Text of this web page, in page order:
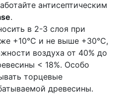
антисептическим
.
в 2-3 слоя при
+10°C и не выше +30°C,
воздуха от 40% до
< 18%. Особо
торцевые
древесины.